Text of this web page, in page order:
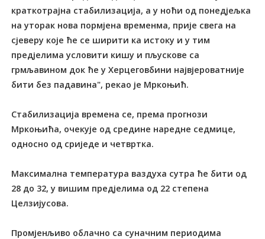
краткотрајна стабилизација, а у ноћи од понедјељка
на уторак нова пормјена временма, прије свега на
сјеверу које ће се ширити ка истоку и у тим
предјелима условити кишу и пљускове са
грмљавином док ће у Херцеговбини највјероватније
бити без падавина", рекао је Мркоњић.
Стабилизација времена се, према прогнози
Мркоњића, очекује од средине наредне седмице,
односно од сриједе и четвртка.
Максимална температура ваздуха сутра ће бити од
28 до 32, у вишим предјелима од 22 степена
Целзијусова.
Промјенљиво облачно са суначним периодима